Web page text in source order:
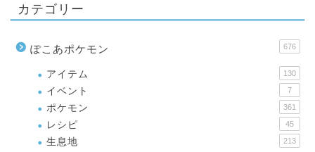
カテゴリー
ぽこあポケモン 676
アイテム 130
イベント 7
ポケモン 361
レシピ 45
生息地 213